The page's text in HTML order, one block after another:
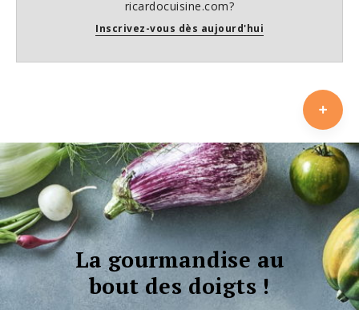
ricardocuisine.com?
Inscrivez-vous dès aujourd'hui
La gourmandise au
bout des doigts !